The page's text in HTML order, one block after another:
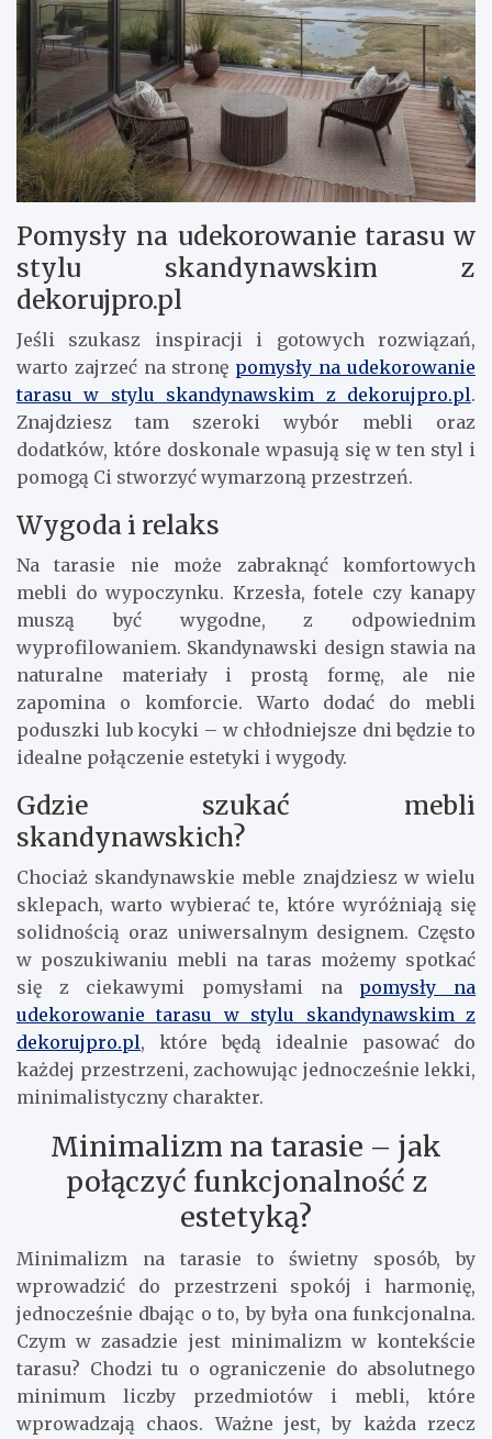
Pomysły na udekorowanie tarasu w
stylu skandynawskim z
dekorujpro.pl
Jeśli szukasz inspiracji i gotowych rozwiązań,
warto zajrzeć na stronę pomysły na udekorowanie
tarasu w stylu skandynawskim z dekorujpro.pl.
Znajdziesz tam szeroki wybór mebli oraz
dodatków, które doskonale wpasują się w ten styl i
pomogą Ci stworzyć wymarzoną przestrzeń.
Wygoda i relaks
Na tarasie nie może zabraknąć komfortowych
mebli do wypoczynku. Krzesła, fotele czy kanapy
muszą być wygodne, z odpowiednim
wyprofilowaniem. Skandynawski design stawia na
naturalne materiały i prostą formę, ale nie
zapomina o komforcie. Warto dodać do mebli
poduszki lub kocyki – w chłodniejsze dni będzie to
idealne połączenie estetyki i wygody.
Gdzie szukać mebli
skandynawskich?
Chociaż skandynawskie meble znajdziesz w wielu
sklepach, warto wybierać te, które wyróżniają się
solidnością oraz uniwersalnym designem. Często
w poszukiwaniu mebli na taras możemy spotkać
się z ciekawymi pomysłami na pomysły na
udekorowanie tarasu w stylu skandynawskim z
dekorujpro.pl, które będą idealnie pasować do
każdej przestrzeni, zachowując jednocześnie lekki,
minimalistyczny charakter.
Minimalizm na tarasie – jak
połączyć funkcjonalność z
estetyką?
Minimalizm na tarasie to świetny sposób, by
wprowadzić do przestrzeni spokój i harmonię,
jednocześnie dbając o to, by była ona funkcjonalna.
Czym w zasadzie jest minimalizm w kontekście
tarasu? Chodzi tu o ograniczenie do absolutnego
minimum liczby przedmiotów i mebli, które
wprowadzają chaos. Ważne jest, by każda rzecz